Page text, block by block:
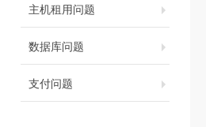
主机租用问题
数据库问题
支付问题